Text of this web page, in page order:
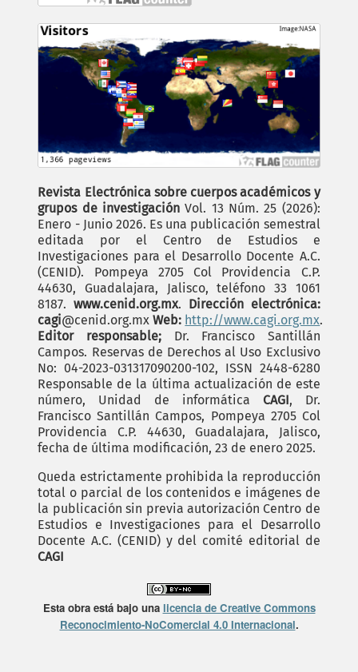
Revista Electrónica sobre cuerpos académicos y
grupos de investigación Vol. 13 Núm. 25 (2026):
Enero - Junio 2026. Es una publicación semestral
editada por el Centro de Estudios e
Investigaciones para el Desarrollo Docente A.C.
(CENID). Pompeya 2705 Col Providencia C.P.
44630, Guadalajara, Jalisco, teléfono 33 1061
8187.www.cenid.org.mx. Dirección electrónica:
cagi@cenid.org.mxWeb: http://www.cagi.org.mx.
Editor responsable;Dr. Francisco Santillán
Campos. Reservas de Derechos al Uso Exclusivo
No: 04-2023-031317090200-102, ISSN 2448-6280
Responsable de la última actualización de este
número, Unidad de informática CAGI, Dr.
Francisco Santillán Campos, Pompeya 2705 Col
Providencia C.P. 44630, Guadalajara, Jalisco,
fecha de última modificación, 23 de enero 2025.
Queda estrictamente prohibida la reproducción
total o parcial de los contenidos e imágenes de
la publicación sin previa autorización Centro de
Estudios e Investigaciones para el Desarrollo
Docente A.C. (CENID) y del comité editorial de
CAGI
Esta obra está bajo una licencia de Creative Commons
Reconocimiento-NoComercial 4.0 Internacional.